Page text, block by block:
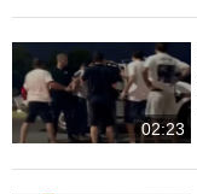
02:23